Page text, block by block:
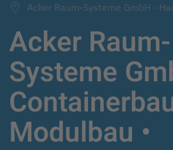
Acker Raum-Systeme GmbH -
Acker Raum-
Systeme
Modulbau •